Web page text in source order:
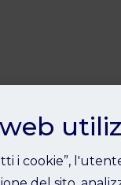
i cookie”,